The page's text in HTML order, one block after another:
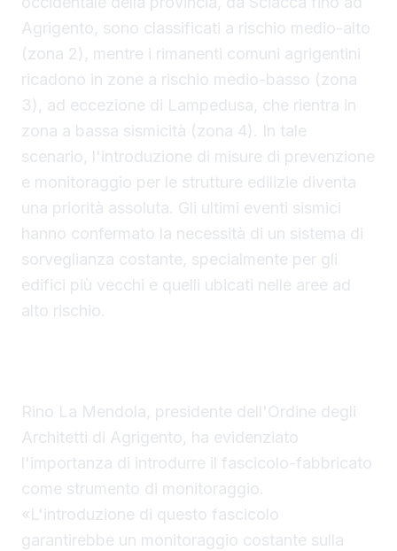
Agrigento, sono classificati a rischio medio-alto
(zona 2), mentre i rimanenti comuni agrigentini
ricadono in zone a rischio medio-basso (zona
3), ad eccezione di Lampedusa, che rientra in
zona a bassa sismicità (zona 4). In tale
scenario, l'introduzione di misure di prevenzione
e monitoraggio per le strutture edilizie diventa
una priorità assoluta. Gli ultimi eventi sismici
hanno confermato la necessità di un sistema di
sorveglianza costante, specialmente per gli
edifici più vecchi e quelli ubicati nelle aree ad
alto rischio.
Rino La Mendola, presidente dell'Ordine degli
Architetti di Agrigento, ha evidenziato
l'importanza di introdurre il fascicolo-fabbricato
come strumento di monitoraggio.
«L'introduzione di questo fascicolo
garantirebbe un monitoraggio costante sulla